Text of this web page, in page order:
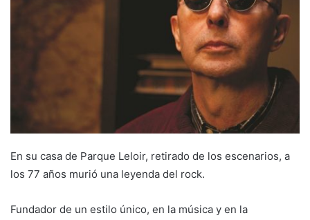
En su casa de Parque Leloir, retirado de los escenarios, a
los 77 años murió una leyenda del rock.
Fundador de un estilo único, en la música y en la